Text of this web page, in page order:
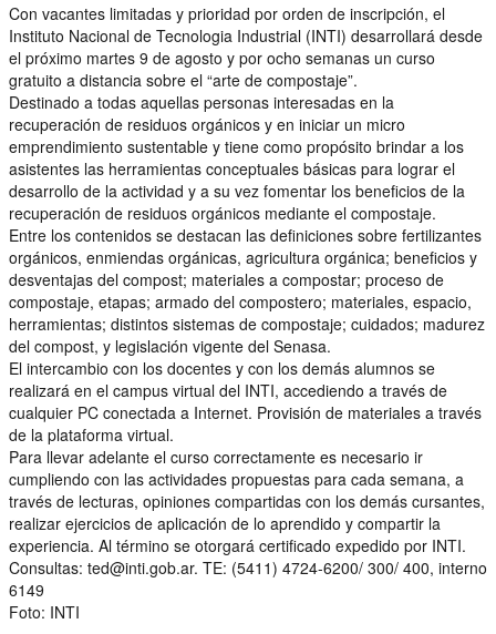
Con vacantes limitadas y prioridad por orden de inscripción, el
Instituto Nacional de Tecnologia Industrial (INTI) desarrollará desde
el próximo martes 9 de agosto y por ocho semanas un curso
gratuito a distancia sobre el “arte de compostaje”.
Destinado a todas aquellas personas interesadas en la
recuperación de residuos orgánicos y en iniciar un micro
emprendimiento sustentable y tiene como propósito brindar a los
asistentes las herramientas conceptuales básicas para lograr el
desarrollo de la actividad y a su vez fomentar los beneficios de la
recuperación de residuos orgánicos mediante el compostaje.
Entre los contenidos se destacan las definiciones sobre fertilizantes
orgánicos, enmiendas orgánicas, agricultura orgánica; beneficios y
desventajas del compost; materiales a compostar; proceso de
compostaje, etapas; armado del compostero; materiales, espacio,
herramientas; distintos sistemas de compostaje; cuidados; madurez
del compost, y legislación vigente del Senasa.
El intercambio con los docentes y con los demás alumnos se
realizará en el campus virtual del INTI, accediendo a través de
cualquier PC conectada a Internet. Provisión de materiales a través
de la plataforma virtual.
Para llevar adelante el curso correctamente es necesario ir
cumpliendo con las actividades propuestas para cada semana, a
través de lecturas, opiniones compartidas con los demás cursantes,
realizar ejercicios de aplicación de lo aprendido y compartir la
experiencia. Al término se otorgará certificado expedido por INTI.
Consultas: ted@inti.gob.ar. TE: (5411) 4724-6200/ 300/ 400, interno
6149
Foto: INTI